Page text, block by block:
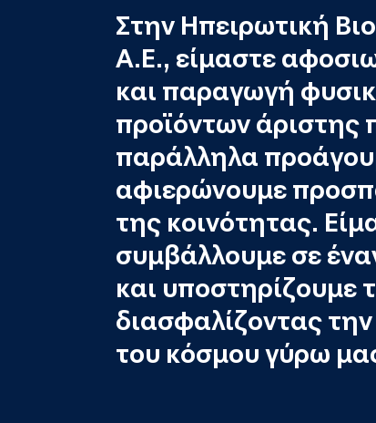
Στην Ηπειρωτική
Α.Ε., είμαστε
και παραγωγή
προϊόντων άριστης
παράλληλα
αφιερώνουμε
της κοινότητας.
συμβάλλουμε σε
και υποστηρίζουμε
διασφαλίζοντας
του κόσμου γύρω